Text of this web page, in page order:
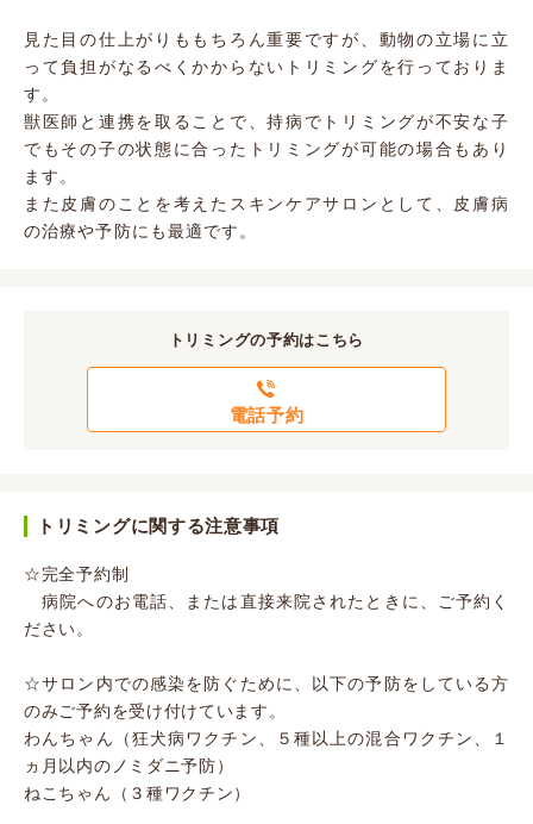
見た目の仕上がりももちろん重要ですが、動物の立場に立
って負担がなるべくかからないトリミングを行っておりま
す。
獣医師と連携を取ることで、持病でトリミングが不安な子
でもその子の状態に合ったトリミングが可能の場合もあり
ます。
また皮膚のことを考えたスキンケアサロンとして、皮膚病
の治療や予防にも最適です。
トリミングの予約はこちら
電話予約
トリミングに関する注意事項
☆完全予約制
病院へのお電話、または直接来院されたときに、ご予約く
ださい。
☆サロン内での感染を防ぐために、以下の予防をしている方
のみご予約を受け付けています。
わんちゃん（狂犬病ワクチン、５種以上の混合ワクチン、１
ヵ月以内のノミダニ予防）
ねこちゃん（３種ワクチン）